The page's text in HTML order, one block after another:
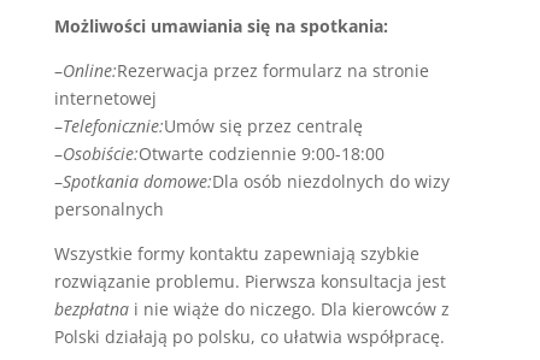
Możliwości umawiania się na spotkania:
–Online:Rezerwacja przez formularz na stronie
internetowej
–Telefonicznie:Umów się przez centralę
–Osobiście:Otwarte codziennie 9:00-18:00
–Spotkania domowe:Dla osób niezdolnych do wizy
personalnych
Wszystkie formy kontaktu zapewniają szybkie
rozwiązanie problemu. Pierwsza konsultacja jest
bezpłatnai nie wiąże do niczego. Dla kierowców z
Polski działają po polsku, co ułatwia współpracę.